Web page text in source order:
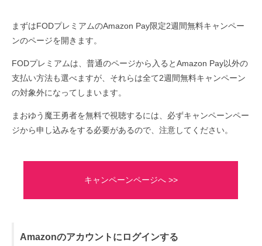
まずはFODプレミアムのAmazon Pay限定2週間無料キャンペー
ンのページを開きます。
FODプレミアムは、普通のページから入るとAmazon Pay以外の
支払い方法も選べますが、それらは全て2週間無料キャンペーン
の対象外になってしまいます。
まおゆう魔王勇者を無料で視聴するには、必ずキャンペーンペー
ジから申し込みをする必要があるので、注意してください。
キャンペーンページへ >>
Amazonのアカウントにログインする